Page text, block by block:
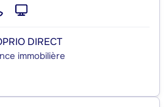
DIRECT
immobilière